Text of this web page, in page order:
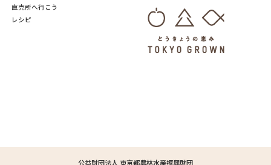
直売所へ行こう
レシピ
公益財団法人 東京都農林水産振興財団